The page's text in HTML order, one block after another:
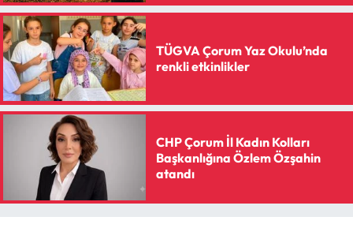
TÜGVA Çorum Yaz Okulu’nda
renkli etkinlikler
CHP Çorum İl Kadın Kolları
Başkanlığına Özlem Özşahin
atandı